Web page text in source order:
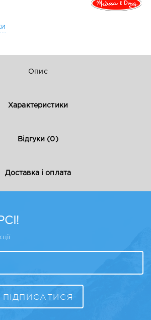
Опис
Характеристики
Відгуки (0)
Доставка і оплата